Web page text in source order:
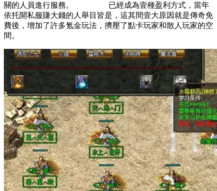
關的人員進行服務。 已經成為壹種盈利方式，當年
依托開私服賺大錢的人舉目皆是，這其間壹大原因就是傳奇免
費後，增加了許多氪金玩法，擠壓了點卡玩家和散人玩家的空
間。